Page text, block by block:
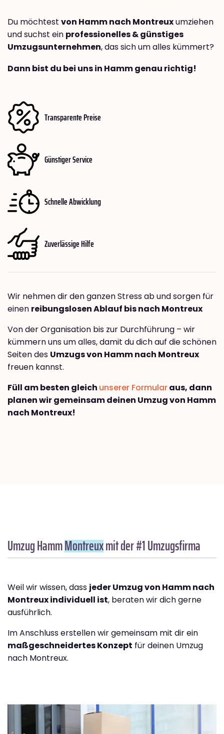
Du möchtest von Hamm nach Montreuxumziehen
und suchst ein professionelles & günstiges
Umzugsunternehmen, das sich um alles kümmert?
Dann bist du bei uns in Hamm genau richtig!
Transparente Preise
Günstiger Service
Schnelle Abwicklung
Zuverlässige Hilfe
Wir nehmen dir den ganzen Stress ab und sorgen für
einen reibungslosen Ablauf bis nach Montreux
Von der Organisation bis zur Durchführung – wir
kümmern uns um alles, damit du dich auf die schönen
Seiten des Umzugs von Hamm nach Montreux
freuen kannst.
Füll am besten gleich unserer Formularaus, dann
planen wir gemeinsam deinen Umzug von Hamm
nach Montreux!
Umzug HammMontreuxmit der #1 Umzugsfirma
Weil wir wissen, dass jeder Umzug von Hamm nach
Montreux individuell ist, beraten wir dich gerne
ausführlich.
Im Anschluss erstellen wir gemeinsam mit dir ein
maßgeschneidertes Konzept für deinen Umzug
nach Montreux.